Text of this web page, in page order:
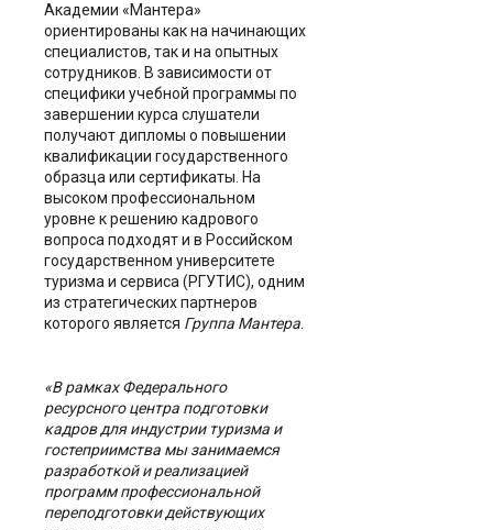
Академии «Мантера»
ориентированы как на начинающих
специалистов, так и на опытных
сотрудников. В зависимости от
специфики учебной программы по
завершении курса слушатели
получают дипломы о повышении
квалификации государственного
образца или сертификаты. На
высоком профессиональном
уровне к решению кадрового
вопроса подходят и в Российском
государственном университете
туризма и сервиса (РГУТИС), одним
из стратегических партнеров
которого является Группа Мантера
«В рамках Федерального
ресурсного центра подготовки
кадров для индустрии туризма и
гостеприимства мы занимаемся
разработкой и реализацией
программ профессиональной
переподготовки действующих